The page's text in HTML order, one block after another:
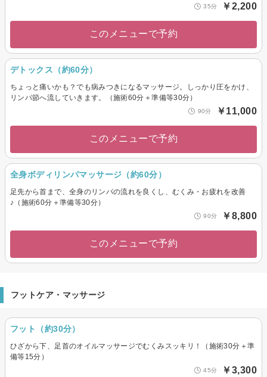
35分 ￥2,200
このメニューで予約
デトックス（約60分）
ちょっと痛いかも？でも病みつきになるマッサージ。しっかり圧をかけ、
リンパ節へ流していきます。（施術60分＋準備等30分）
90分 ￥11,000
このメニューで予約
全身ボディリンパマッサージ（約60分）
足先から首まで、全身のリンパの流れを良くし、むくみ・お疲れを改善
♪（施術60分＋準備等30分）
90分 ￥8,800
このメニューで予約
フットケア・マッサージ
フット（約30分）
ひざから下、足首のオイルマッサージでむくみスッキリ！（施術30分＋準
備等15分）
45分 ￥3,300